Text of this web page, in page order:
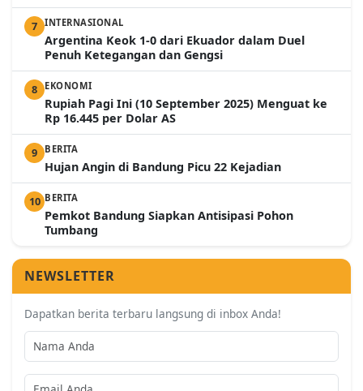
7 INTERNASIONAL
Argentina Keok 1-0 dari Ekuador dalam Duel
Penuh Ketegangan dan Gengsi
8 EKONOMI
Rupiah Pagi Ini (10 September 2025) Menguat ke
Rp 16.445 per Dolar AS
9 BERITA
Hujan Angin di Bandung Picu 22 Kejadian
10 BERITA
Pemkot Bandung Siapkan Antisipasi Pohon
Tumbang
NEWSLETTER
Dapatkan berita terbaru langsung di inbox Anda!